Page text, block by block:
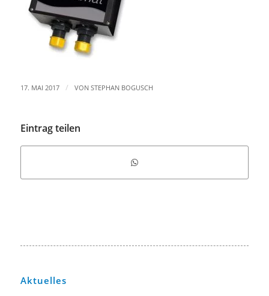
17. MAI 2017 / VON STEPHAN BOGUSCH
Eintrag teilen
Aktuelles